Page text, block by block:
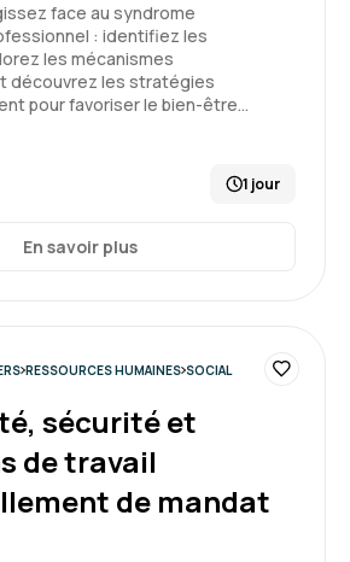
exercices pratiques étaient
trop peu de temps nous
et prévenir les risques
face au syndrome
: identifiez les
les mécanismes
découvrez les stratégies
pour favoriser le bien-être…
1 jour
En savoir plus
RESSOURCES HUMAINES SOCIAL
sécurité et
de travail
de mandat